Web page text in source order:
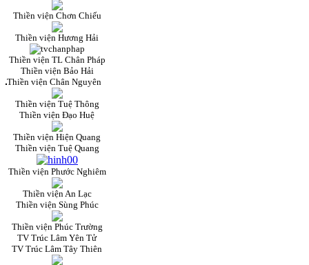
Thiền viện Chơn Chiếu
Thiền viện Hương Hải
Thiền viện TL Chân Pháp
Thiền viện Bảo Hải
Thiền viện Chân Nguyên
Thiền viện Tuệ Thông
Thiền viện Đạo Huệ
Thiền viện Hiện Quang
Thiền viện Tuệ Quang
Thiền viện Phước Nghiêm
Thiền viện An Lạc
Thiền viện Sùng Phúc
Thiền viện Phúc Trường
TV Trúc Lâm Yên Tử
TV Trúc Lâm Tây Thiên